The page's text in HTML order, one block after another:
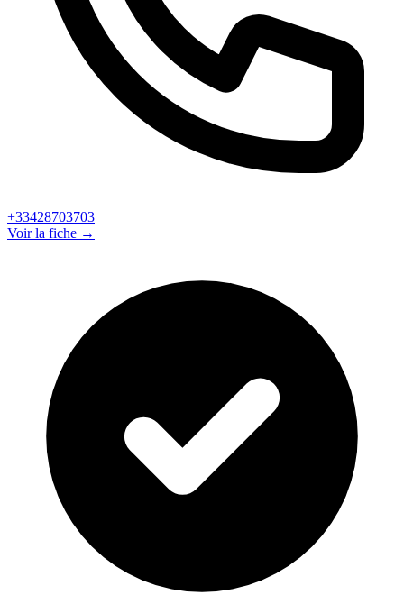
+33428703703
Voir la fiche →